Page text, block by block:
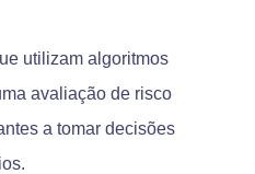
utilizam algoritmos
avaliação de risco
a tomar decisões